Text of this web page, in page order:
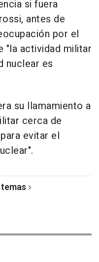
si fuera
antes de
por el
"la actividad militar
nuclear es
su llamamiento a
cerca de
evitar el